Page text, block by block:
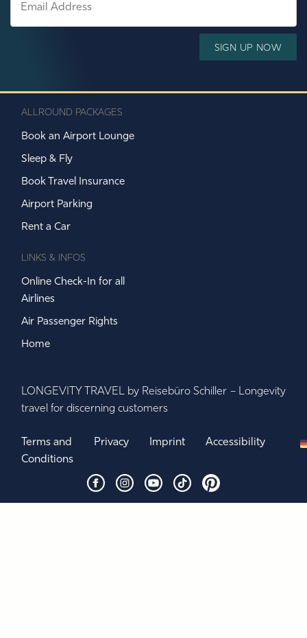
Intermittent fasting & detox programs,
SIGN UP NOW
ALLROUND PACKAGES
Book an Airport Lounge
Sleep & Fly
Book Travel Insurance
Airport Parking
Rent a Car
LINKS & INFOS
Online Check-In for all
Airlines
Air Passenger Rights
Home
LONGEVITY TRAVEL by Reisebüro Schiller – Longevity
travel for discerning customers
Terms and
Conditions
Privacy Imprint Accessibility